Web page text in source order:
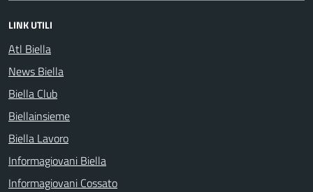
LINK UTILI
Atl Biella
News Biella
Biella Club
Biellainsieme
Biella Lavoro
Informagiovani Biella
Informagiovani Cossato